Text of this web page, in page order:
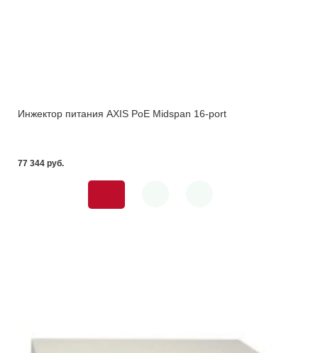
Инжектор питания AXIS PoE Midspan 16-port
77 344 pуб.